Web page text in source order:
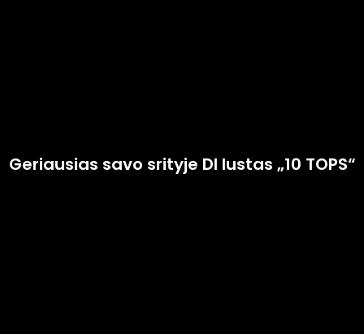
Geriausias savo srityje DI lustas „10 TOPS“